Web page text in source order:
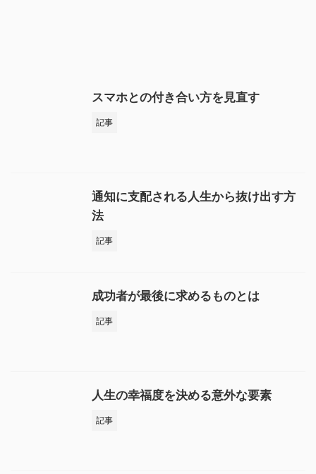
スマホとの付き合い方を見直す
記事
通知に支配される人生から抜け出す方
法
記事
成功者が最後に求めるものとは
記事
人生の幸福度を決める意外な要素
記事